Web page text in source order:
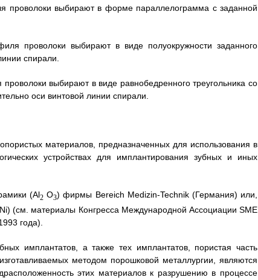
выбирают в форме параллелограмма с заданной
проволоки выбирают в виде полуокружности заданного
спирали.
выбирают в виде равнобедренного треугольника со
оси винтовой линии спирали.
материалов, предназначенных для использования в
устройствах для имплантирования зубных и иных
(Al2 O3) фирмы Bereich Medizin-Technik (Германия) или,
(см. материалы Конгресса Международной Ассоциации SME
года).
имплантатов, а также тех имплантатов, пористая часть
методом порошковой металлургии, являются
этих материалов к разрушению в процессе